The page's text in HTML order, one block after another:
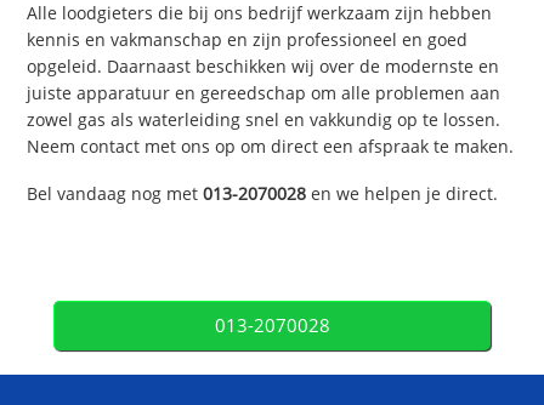
Alle loodgieters die bij ons bedrijf werkzaam zijn hebben
kennis en vakmanschap en zijn professioneel en goed
opgeleid. Daarnaast beschikken wij over de modernste en
juiste apparatuur en gereedschap om alle problemen aan
zowel gas als waterleiding snel en vakkundig op te lossen.
Neem contact met ons op om direct een afspraak te maken.
Bel vandaag nog met013-2070028 en we helpen je direct.
013-2070028